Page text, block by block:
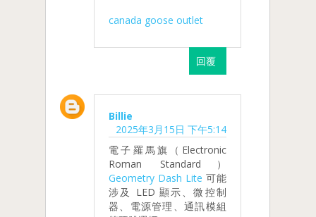
canada goose outlet
回覆
Billie
2025年3月15日 下午5:14
電子羅馬旗（Electronic
Roman Standard）
Geometry Dash Lite 可能
涉及 LED 顯示、微控制
器、電源管理、通訊模組